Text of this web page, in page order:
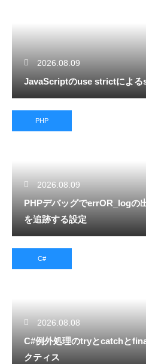
2026.08.09
JavaScriptのuse strictによる
PHP
2026.08.09
PHPデバッグでerrOR_logの
を追跡する設定
C#
2026.08.08
C#例外処理のtryとcatchと
クティス